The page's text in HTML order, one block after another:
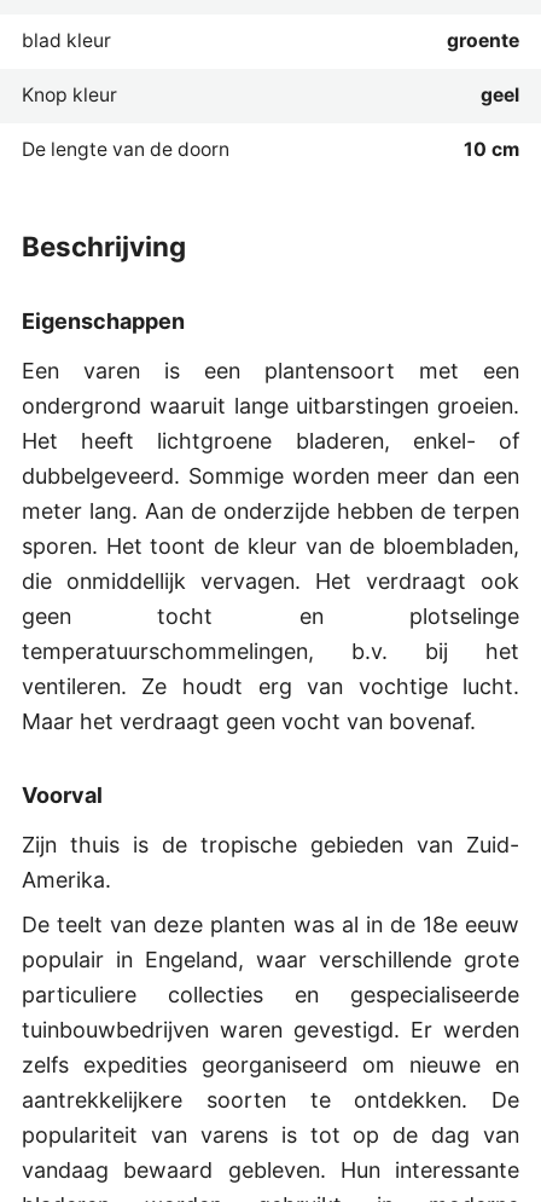
beschrijving
Eigenschappen
Een varen is een plantensoort met een
ondergrond waaruit lange uitbarstingen groeien.
Het heeft lichtgroene bladeren, enkel- of
dubbelgeveerd. Sommige worden meer dan een
meter lang. Aan de onderzijde hebben de terpen
sporen. Het toont de kleur van de bloembladen,
die onmiddellijk vervagen. Het verdraagt ook
geen tocht en plotselinge
temperatuurschommelingen, b.v. bij het
ventileren. Ze houdt erg van vochtige lucht.
Maar het verdraagt geen vocht van bovenaf.
Voorval
Zijn thuis is de tropische gebieden van Zuid-
Amerika.
De teelt van deze planten was al in de 18e eeuw
populair in Engeland, waar verschillende grote
particuliere collecties en gespecialiseerde
tuinbouwbedrijven waren gevestigd. Er werden
zelfs expedities georganiseerd om nieuwe en
aantrekkelijkere soorten te ontdekken. De
populariteit van varens is tot op de dag van
vandaag bewaard gebleven. Hun interessante
blad kleur groente
Knop kleur geel
De lengte van de doorn 10 cm